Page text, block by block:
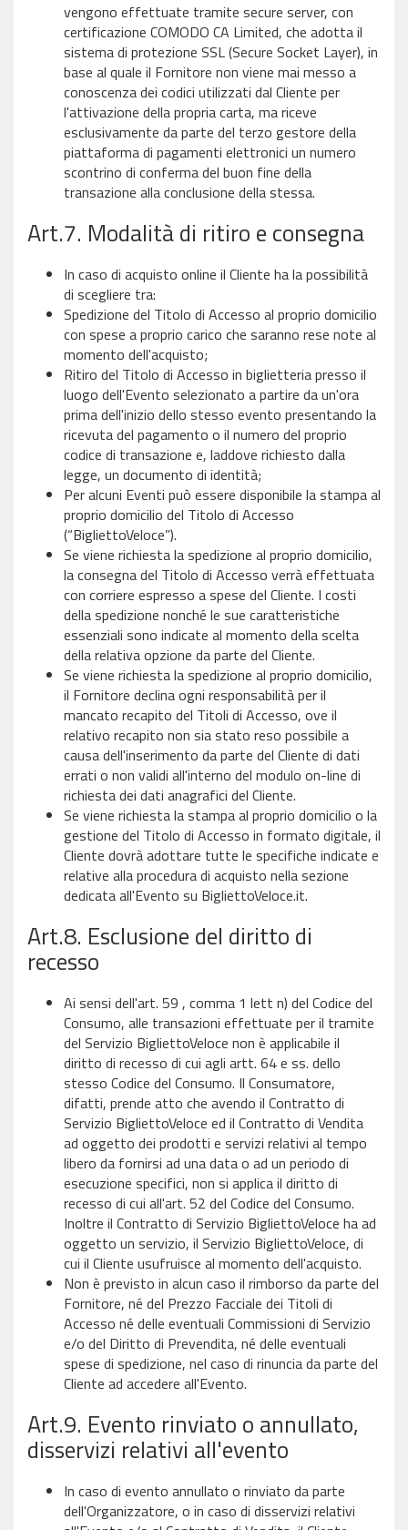
vengono effettuate tramite secure server, con
certificazione COMODO CA Limited, che adotta il
sistema di protezione SSL (Secure Socket Layer), in
base al quale il Fornitore non viene mai messo a
conoscenza dei codici utilizzati dal Cliente per
l'attivazione della propria carta, ma riceve
esclusivamente da parte del terzo gestore della
piattaforma di pagamenti elettronici un numero
scontrino di conferma del buon fine della
transazione alla conclusione della stessa.
Art.7. Modalità di ritiro e consegna
In caso di acquisto online il Cliente ha la possibilità
di scegliere tra:
Spedizione del Titolo di Accesso al proprio domicilio
con spese a proprio carico che saranno rese note al
momento dell'acquisto;
Ritiro del Titolo di Accesso in biglietteria presso il
luogo dell'Evento selezionato a partire da un'ora
prima dell'inizio dello stesso evento presentando la
ricevuta del pagamento o il numero del proprio
codice di transazione e, laddove richiesto dalla
legge, un documento di identità;
Per alcuni Eventi può essere disponibile la stampa al
proprio domicilio del Titolo di Accesso
(“BigliettoVeloce”).
Se viene richiesta la spedizione al proprio domicilio,
la consegna del Titolo di Accesso verrà effettuata
con corriere espresso a spese del Cliente. I costi
della spedizione nonché le sue caratteristiche
essenziali sono indicate al momento della scelta
della relativa opzione da parte del Cliente.
Se viene richiesta la spedizione al proprio domicilio,
il Fornitore declina ogni responsabilità per il
mancato recapito del Titoli di Accesso, ove il
relativo recapito non sia stato reso possibile a
causa dell'inserimento da parte del Cliente di dati
errati o non validi all'interno del modulo on-line di
richiesta dei dati anagrafici del Cliente.
Se viene richiesta la stampa al proprio domicilio o la
gestione del Titolo di Accesso in formato digitale, il
Cliente dovrà adottare tutte le specifiche indicate e
relative alla procedura di acquisto nella sezione
dedicata all'Evento su BigliettoVeloce.it.
Art.8. Esclusione del diritto di
recesso
Ai sensi dell'art. 59 , comma 1 lett n) del Codice del
Consumo, alle transazioni effettuate per il tramite
del Servizio BigliettoVeloce non è applicabile il
diritto di recesso di cui agli artt. 64 e ss. dello
stesso Codice del Consumo. Il Consumatore,
difatti, prende atto che avendo il Contratto di
Servizio BigliettoVeloce ed il Contratto di Vendita
ad oggetto dei prodotti e servizi relativi al tempo
libero da fornirsi ad una data o ad un periodo di
esecuzione specifici, non si applica il diritto di
recesso di cui all'art. 52 del Codice del Consumo.
Inoltre il Contratto di Servizio BigliettoVeloce ha ad
oggetto un servizio, il Servizio BigliettoVeloce, di
cui il Cliente usufruisce al momento dell'acquisto.
Non è previsto in alcun caso il rimborso da parte del
Fornitore, né del Prezzo Facciale dei Titoli di
Accesso né delle eventuali Commissioni di Servizio
e/o del Diritto di Prevendita, né delle eventuali
spese di spedizione, nel caso di rinuncia da parte del
Cliente ad accedere all'Evento.
Art.9. Evento rinviato o annullato,
disservizi relativi all'evento
In caso di evento annullato o rinviato da parte
dell'Organizzatore, o in caso di disservizi relativi